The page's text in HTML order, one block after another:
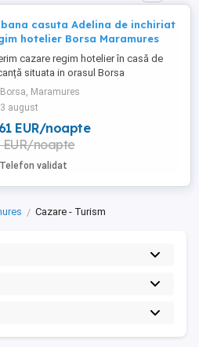
casuta Adelina de inchiriat
hotelier Borsa Maramures
cazare regim hotelier în casă de
situata in orasul Borsa
are 1 dormitor
living cu canapea extensibila,
utilată complet si baie.
maximă 4-5 persoane. Se
complet. Pentru o experiență
avem ciubăr cu hidromasaj și
...
Borsa, Maramures
3 august
61 EUR/noapte
EUR/noapte
Telefon validat
Cazare - Turism